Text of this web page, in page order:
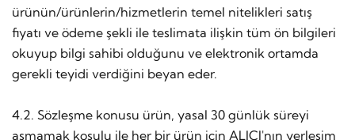
ürünün/ürünlerin/hizmetlerin temel nitelikleri satış
fiyatı ve ödeme şekli ile teslimata ilişkin tüm ön bilgileri
okuyup bilgi sahibi olduğunu ve elektronik ortamda
gerekli teyidi verdiğini beyan eder.
4.2. Sözleşme konusu ürün, yasal 30 günlük süreyi
aşmamak koşulu ile her bir ürün için ALICI'nın yerleşim